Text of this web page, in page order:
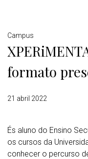
Detalhes
Campus
formato
21 abril 2022
És aluno do Ensino
os cursos da
conhecer o percurso